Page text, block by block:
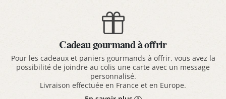
Cadeau gourmand à offrir
Pour les cadeaux et paniers gourmands à offrir, vous avez la
possibilité de joindre au colis une carte avec un message
personnalisé.
Livraison effectuée en France et en Europe.